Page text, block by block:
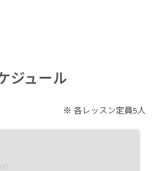
ジュール
※ 各レッスン定員5人